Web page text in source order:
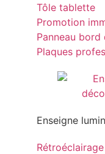
Tôle tablette
Promotion
Panneau bord
Plaques
Enseigne
Rétroéclairage